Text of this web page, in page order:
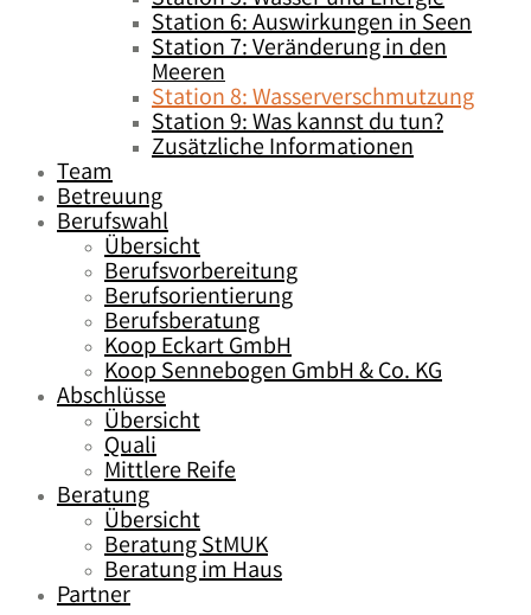
Station 6: Auswirkungen in Seen
Station 7: Veränderung in den
Meeren
Station 8: Wasserverschmutzung
Station 9: Was kannst du tun?
Zusätzliche Informationen
Team
Betreuung
Berufswahl
Übersicht
Berufsvorbereitung
Berufsorientierung
Berufsberatung
Koop Eckart GmbH
Koop Sennebogen GmbH & Co. KG
Abschlüsse
Übersicht
Quali
Mittlere Reife
Beratung
Übersicht
Beratung StMUK
Beratung im Haus
Partner